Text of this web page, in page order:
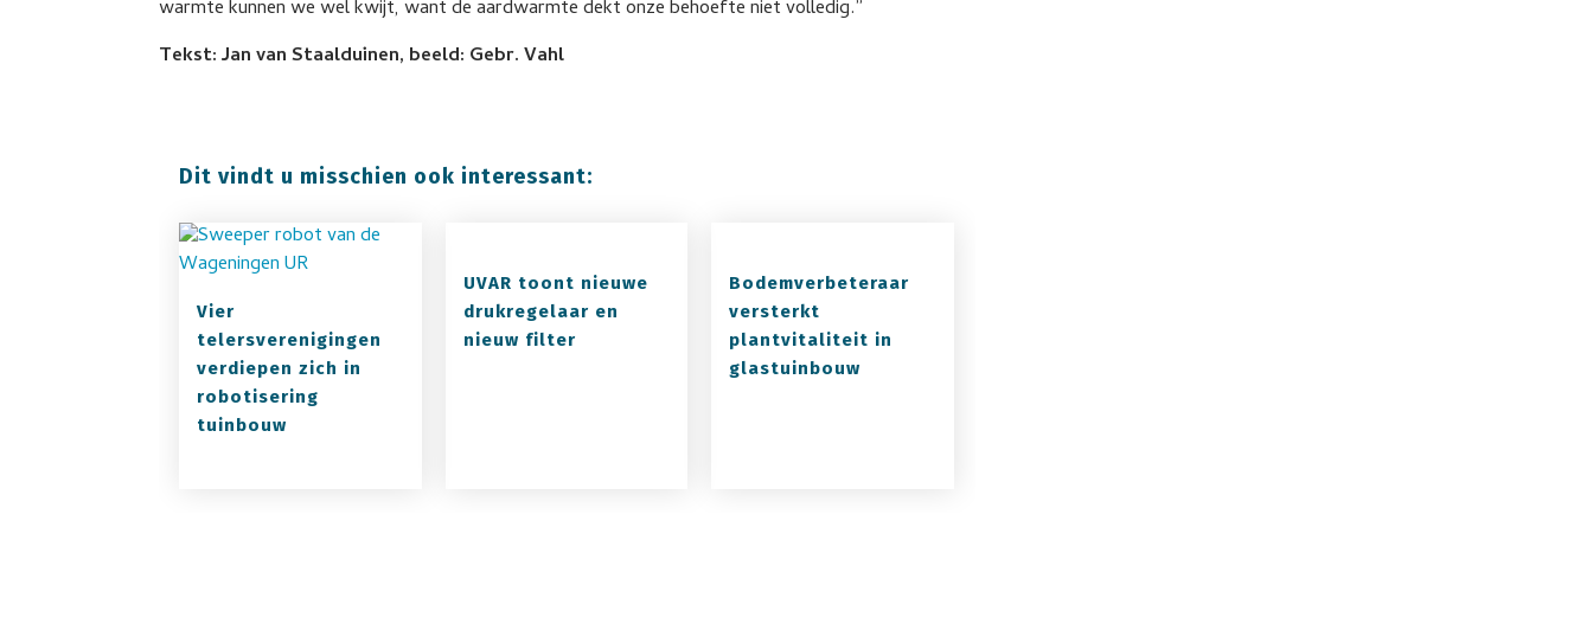
warmte kunnen we wel kwijt, want de aardwarmte dekt onze behoefte niet volledig.”
Tekst: Jan van Staalduinen, beeld: Gebr. Vahl
Dit vindt u misschien ook interessant:
Vier
telersverenigingen
verdiepen zich in
robotisering
tuinbouw
UVAR toont nieuwe
drukregelaar en
nieuw filter
Bodemverbeteraar
versterkt
plantvitaliteit in
glastuinbouw